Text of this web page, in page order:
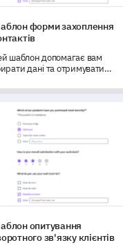
форми захоплення
шаблон допомагає вам
дані та отримувати
потреб і викликів
опитування
опитування
зв'язку клієнтів